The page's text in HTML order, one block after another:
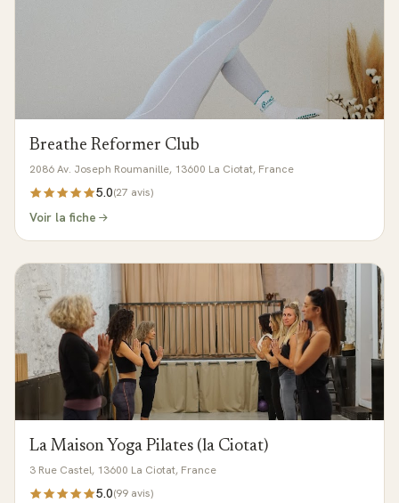
Breathe Reformer Club
2086 Av. Joseph Roumanille, 13600 La Ciotat, France
5.0(27 avis)
Voir la fiche
La Maison Yoga Pilates (la Ciotat)
3 Rue Castel, 13600 La Ciotat, France
5.0(99 avis)